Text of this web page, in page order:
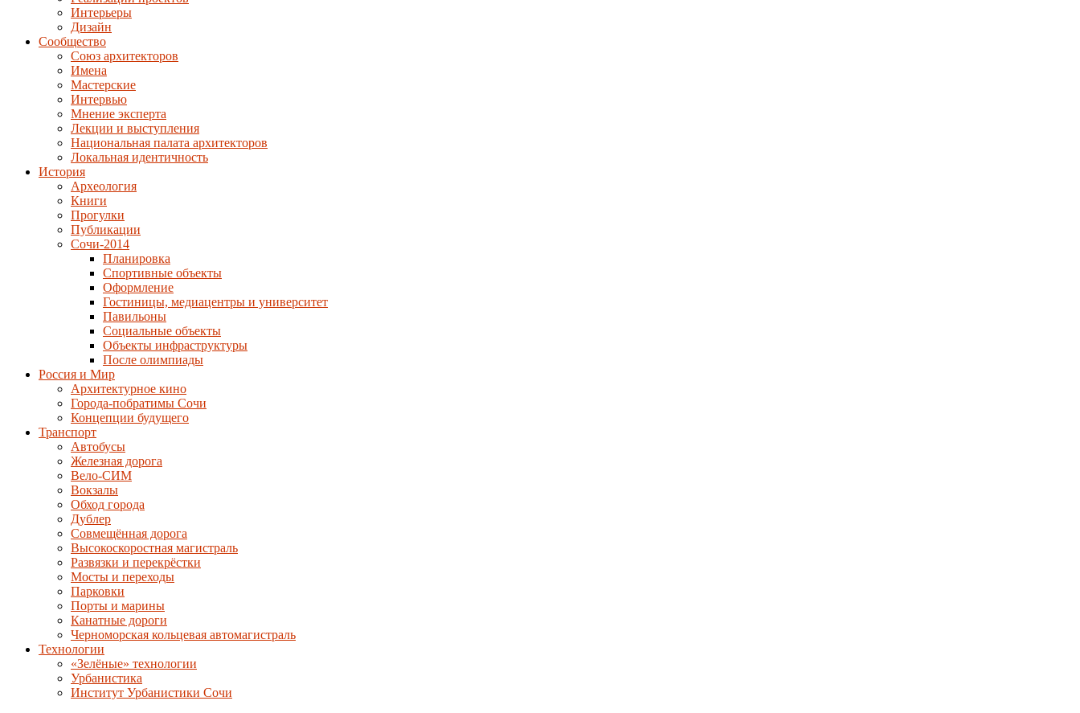
Интерьеры
Дизайн
Сообщество
Союз архитекторов
Имена
Мастерские
Интервью
Мнение эксперта
Лекции и выступления
Национальная палата архитекторов
Локальная идентичность
История
Археология
Книги
Прогулки
Публикации
Сочи-2014
Планировка
Спортивные объекты
Оформление
Гостиницы, медиацентры и университет
Павильоны
Социальные объекты
Объекты инфраструктуры
После олимпиады
Россия и Мир
Архитектурное кино
Города-побратимы Сочи
Концепции будущего
Транспорт
Автобусы
Железная дорога
Вело-СИМ
Вокзалы
Обход города
Дублер
Совмещённая дорога
Высокоскоростная магистраль
Развязки и перекрёстки
Мосты и переходы
Парковки
Порты и марины
Канатные дороги
Черноморская кольцевая автомагистраль
Технологии
«Зелёные» технологии
Урбанистика
Институт Урбанистики Сочи